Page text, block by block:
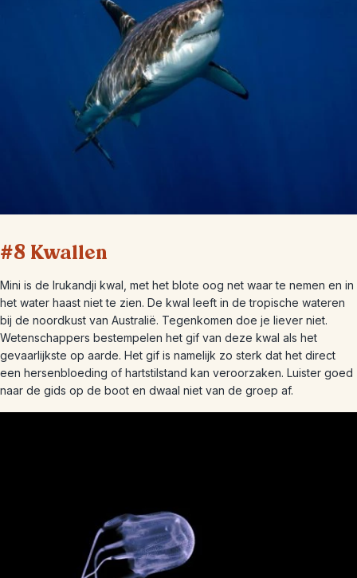
#8 Kwallen
Mini is de Irukandji kwal, met het blote oog net waar te nemen en in
het water haast niet te zien. De kwal leeft in de tropische wateren
bij de noordkust van Australië. Tegenkomen doe je liever niet.
Wetenschappers bestempelen het gif van deze kwal als het
gevaarlijkste op aarde. Het gif is namelijk zo sterk dat het direct
een hersenbloeding of hartstilstand kan veroorzaken. Luister goed
naar de gids op de boot en dwaal niet van de groep af.